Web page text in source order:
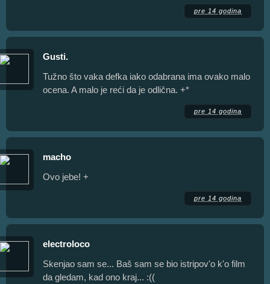
pre 14 godina
Gusti.
Tužno što vaka defka iako odabrana ima ovako malo
ocena. A malo je reći da je odlična. +*
pre 14 godina
macho
Ovo jebe! +
pre 14 godina
electroloco
Skenjao sam se... Baš sam se bio istripov'o k'o film
da gledam, kad ono kraj... :((